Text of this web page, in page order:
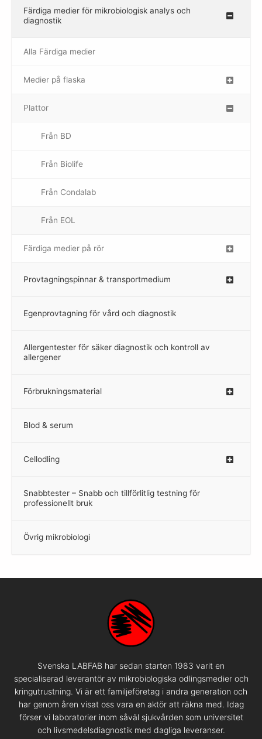
Färdiga medier för mikrobiologisk analys och
diagnostik
Alla Färdiga medier
Medier på flaska
–
Plattor
–
Från BD
Från Biolife
–
Från Condalab
Från EOL
–
Färdiga medier på rör
–
Provtagningspinnar & transportmedium
–
Egenprovtagning för vård och diagnostik
–
Allergentester för säker diagnostik och kontroll av
allergener
–
Förbrukningsmaterial
Blod & serum
Cellodling
–
Snabbtester – Snabb och tillförlitlig testning för
professionellt bruk
–
Övrig mikrobiologi
–
Svenska LABFAB har sedan starten 1983 varit en
specialiserad leverantör av mikrobiologiska odlingsmedier och
kringutrustning. Vi är ett familjeföretag i andra generation och
har genom åren visat oss vara en aktör att räkna med. Idag
förser vi laboratorier inom såväl sjukvården som universitet
och livsmedelsdiagnostik med dagliga leveranser.